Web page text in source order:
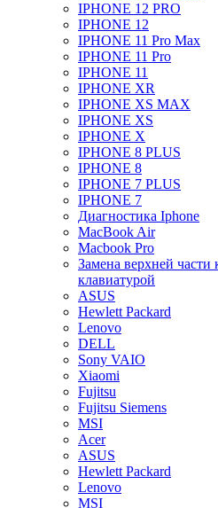
IPHONE 12 PRO
IPHONE 12
IPHONE 11 Pro Max
IPHONE 11 Pro
IPHONE 11
IPHONE XR
IPHONE XS MAX
IPHONE XS
IPHONE X
IPHONE 8 PLUS
IPHONE 8
IPHONE 7 PLUS
IPHONE 7
Диагностика Iphone
MacBook Air
Macbook Pro
Замена верхней части
клавиатурой
ASUS
Hewlett Packard
Lenovo
DELL
Sony VAIO
Xiaomi
Fujitsu
Fujitsu Siemens
MSI
Acer
ASUS
Hewlett Packard
Lenovo
MSI